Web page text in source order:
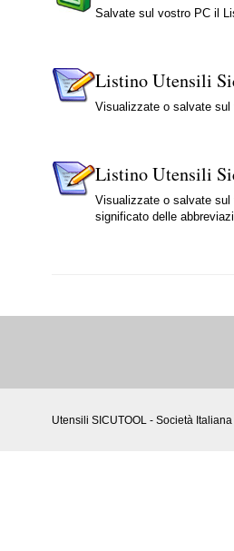
Salvate sul vostro PC il
Listino Utensili
Visualizzate o salvate
Listino Utensili
Visualizzate o salvate sul
significato delle
Utensili SICUTOOL - Società